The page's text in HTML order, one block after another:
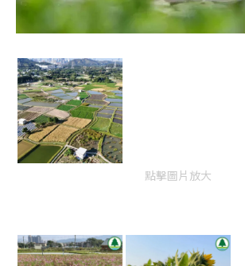
點擊圖片放大